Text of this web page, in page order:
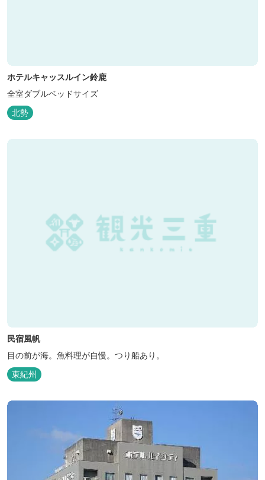
ホテルキャッスルイン鈴鹿
全室ダブルベッドサイズ
北勢
民宿風帆
目の前が海。魚料理が自慢。つり船あり。
東紀州